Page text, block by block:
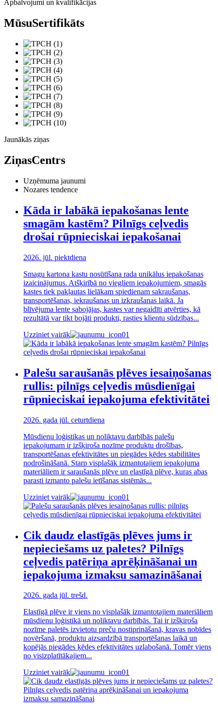
Apbalvojumi un kvalifikācijas
MūsuSertifikāts
Jaunākās ziņas
ZiņasCentrs
Uzņēmuma jaunumi
Nozares tendence
Kāda ir labākā iepakošanas lente
smagām kastēm? Pilnīgs ceļvedis
drošai rūpnieciskai iepakošanai
2026. jūl. piektdiena
Smagu kartona kastu nosūtīšana rada unikālus iepakošanas
izaicinājumus. Atšķirībā no viegliem iepakojumiem, smagās
kastes tiek pakļautas lielākam spiedienam sakraušanas,
transportēšanas, iekraušanas un izkraušanas laikā. Ja
blīvējuma lente sabojājas, kastes var negaidīti atvērties, kā
rezultātā var tikt bojāti produkti, rasties klientu sūdzības...
Uzziniet vairāk
Palešu saraušanās plēves iesaiņošanas
rullis: pilnīgs ceļvedis mūsdienīgai
rūpnieciskai iepakojuma efektivitātei
2026. gada jūl. ceturtdiena
Mūsdienu loģistikas un noliktavu darbībās palešu
iepakojumam ir izšķiroša nozīme produktu drošības,
transportēšanas efektivitātes un piegādes ķēdes stabilitātes
nodrošināšanā. Starp visplašāk izmantotajiem iepakojuma
materiāliem ir saraušanās plēve un elastīgā plēve, kuras abas
parasti izmanto palešu ietīšanas sistēmās...
Uzziniet vairāk
Cik daudz elastīgās plēves jums ir
nepieciešams uz paletes? Pilnīgs
ceļvedis patēriņa aprēķināšanai un
iepakojuma izmaksu samazināšanai
2026. gada jūl. trešd.
Elastīgā plēve ir viens no visplašāk izmantotajiem materiāliem
mūsdienu loģistikā un noliktavu darbībās. Tai ir izšķiroša
nozīme paletēs izvietotu preču nostiprināšanā, kravas nobīdes
novēršanā, produktu aizsardzībā transportēšanas laikā un
kopējās piegādes ķēdes efektivitātes uzlabošanā. Tomēr viens
no visizplatītākajiem...
Uzziniet vairāk